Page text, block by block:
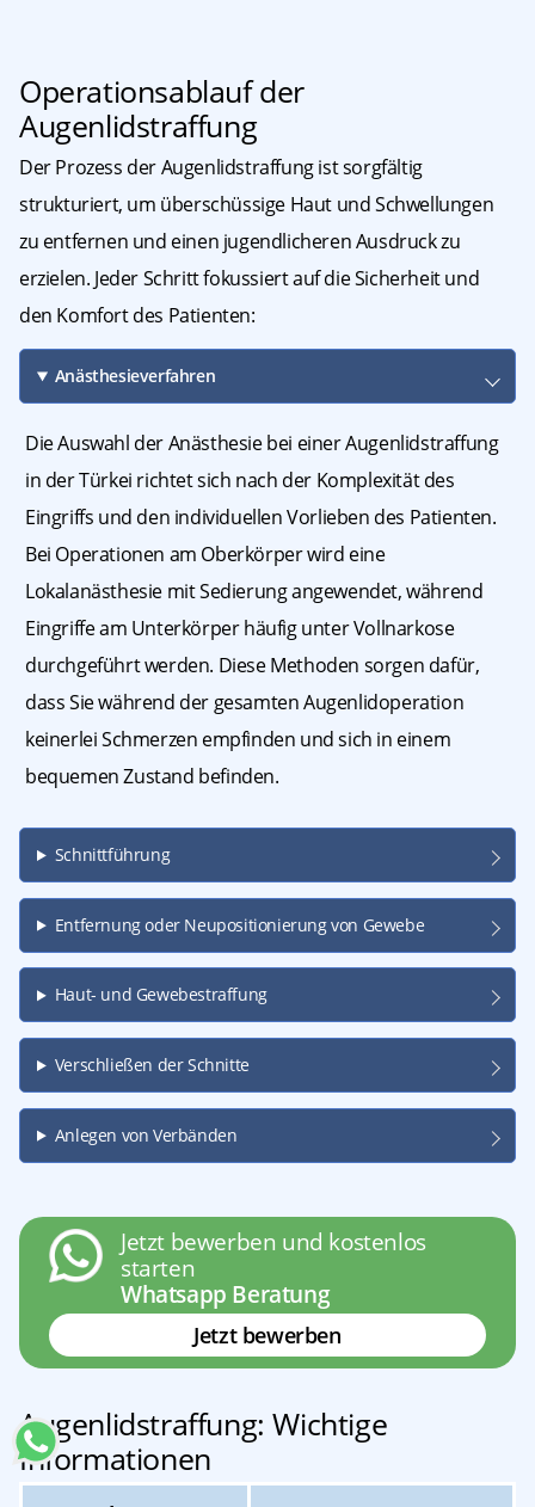
Operationsablauf der
Augenlidstraffung
Der Prozess der Augenlidstraffung ist sorgfältig
strukturiert, um überschüssige Haut und Schwellungen
zu entfernen und einen jugendlicheren Ausdruck zu
erzielen. Jeder Schritt fokussiert auf die Sicherheit und
den Komfort des Patienten:
Anästhesieverfahren
Die Auswahl der Anästhesie bei einer Augenlidstraffung
in der Türkei richtet sich nach der Komplexität des
Eingriffs und den individuellen Vorlieben des Patienten.
Bei Operationen am Oberkörper wird eine
Lokalanästhesie mit Sedierung angewendet, während
Eingriffe am Unterkörper häufig unter Vollnarkose
durchgeführt werden. Diese Methoden sorgen dafür,
dass Sie während der gesamten Augenlidoperation
keinerlei Schmerzen empfinden und sich in einem
bequemen Zustand befinden.
Schnittführung
Entfernung oder Neupositionierung von Gewebe
Haut- und Gewebestraffung
Verschließen der Schnitte
Anlegen von Verbänden
Jetzt bewerben und kostenlos
starten
Whatsapp Beratung
Jetzt bewerben
Augenlidstraffung: Wichtige
Informationen